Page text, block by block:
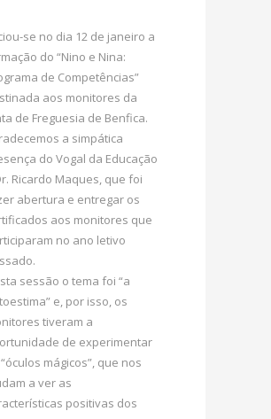
se no dia 12 de janeiro a
do “Nino e Nina:
de Competências”
aos monitores da
de Freguesia de Benfica.
a simpática
do Vogal da Educação
Ricardo Maques, que foi
abertura e entregar os
aos monitores que
no ano letivo
sessão o tema foi “a
e, por isso, os
tiveram a
de experimentar
mágicos”, que nos
a ver as
positivas dos